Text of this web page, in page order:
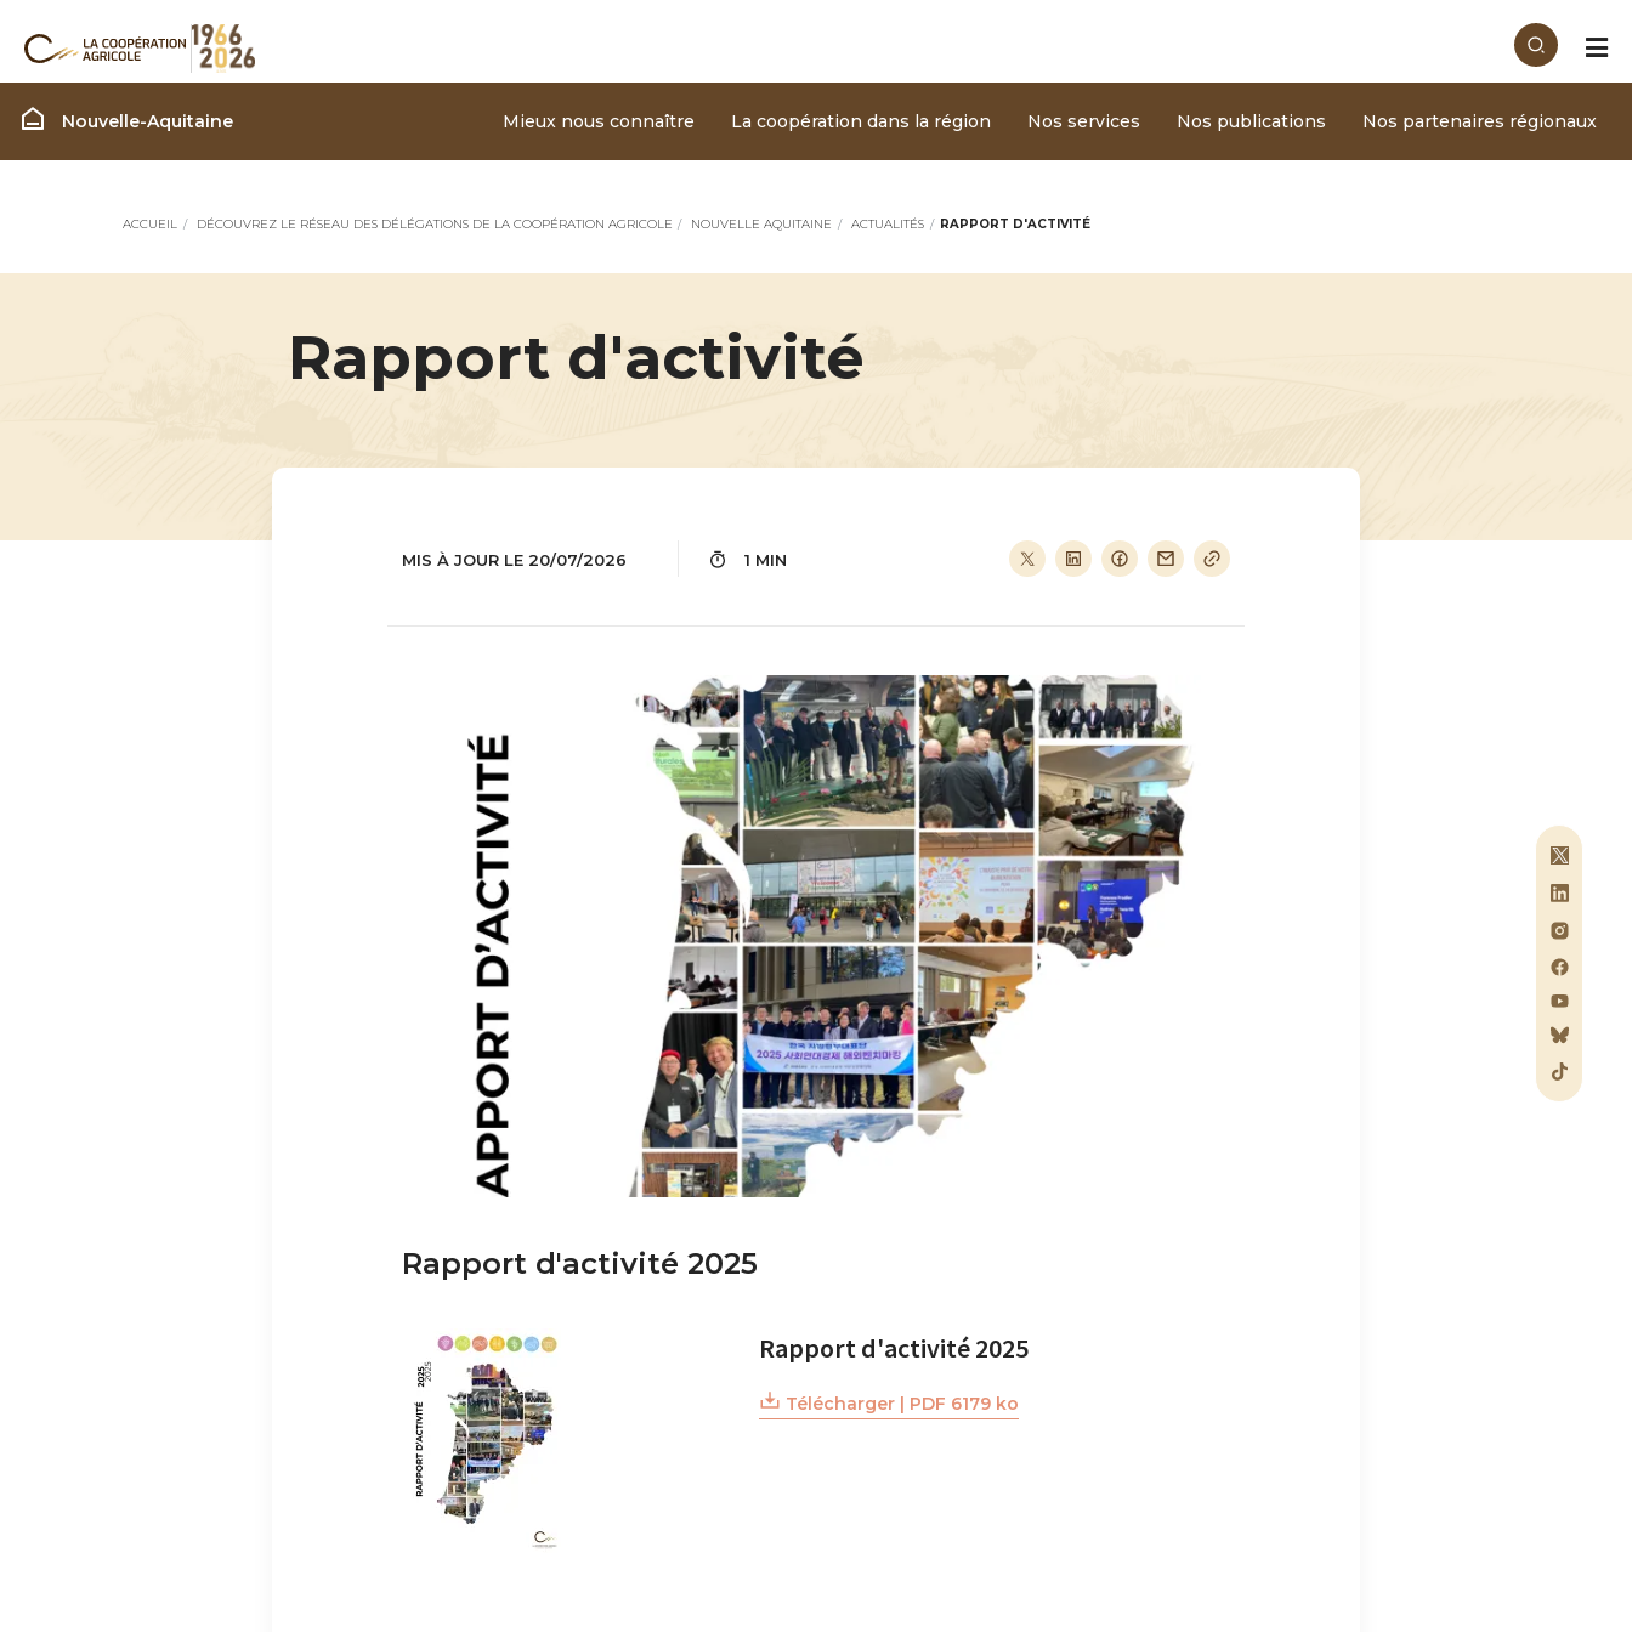
Région Nouvelle Aquitaine
Nouvelle-Aquitaine Mieux nous connaître La coopération dans la région Nos services Nos publications Nos partenaires régionaux
ACCUEIL DÉCOUVREZ LE RÉSEAU DES DÉLÉGATIONS DE LA COOPÉRATION AGRICOLE NOUVELLE AQUITAINE ACTUALITÉS RAPPORT D'ACTIVITÉ
Rapport d'activité
MIS À JOUR LE 20/07/2026 1 MIN
Rapport d'activité 2025
Rapport d'activité 2025
Télécharger | PDF 6179 ko